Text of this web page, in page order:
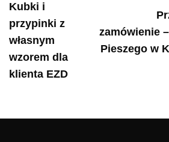
Kubki i
przypinki z
własnym
wzorem dla
klienta EZD
zamówienie
Pieszego w